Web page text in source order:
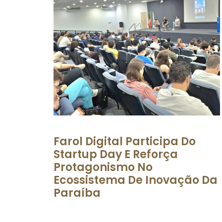
Farol Digital Participa Do
Startup Day E Reforça
Protagonismo No
Ecossistema De Inovação Da
Paraíba